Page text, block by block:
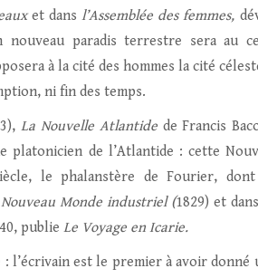
et dansl’Assemblée des femmes,
paradis terrestre sera au
à la cité des hommes la cité
ni fin des temps.
La Nouvelle Atlantide de Francis
platonicien de l’Atlantide : cette
le phalanstère de Fourier,
Nouveau Monde industriel (1829) et
publie Le Voyage en Icarie.
l’écrivain est le premier à avoir